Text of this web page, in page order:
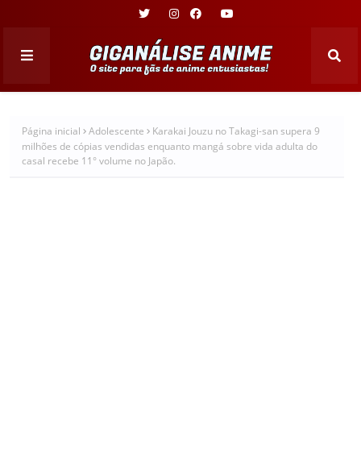
Página inicial Adolescente
Karakai Jouzu no Takagi-san supera 9
milhões de cópias vendidas enquanto mangá sobre vida adulta do
casal recebe 11° volume no Japão.